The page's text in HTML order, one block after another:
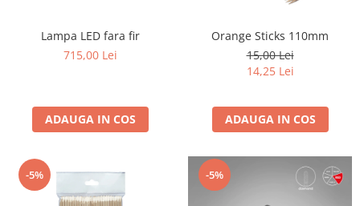
Gel In Bottle
Clasic Gel Medium
Jelly Gel Strong
Gel acrilic
Accesorii
Păr Creț
Styling
LUCE Tratament
Laminare/Reconstructie
Lampa LED fara fir
715,00 Lei
ADAUGA IN COS
Orange Sticks 110mm
15,00 Lei
14,25 Lei
ADAUGA IN COS
-5% -5%